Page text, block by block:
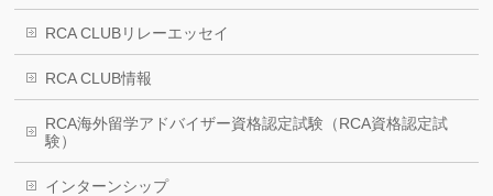
RCA CLUBリレーエッセイ
RCA CLUB情報
RCA海外留学アドバイザー資格認定試験（RCA資格認定試
験）
インターンシップ